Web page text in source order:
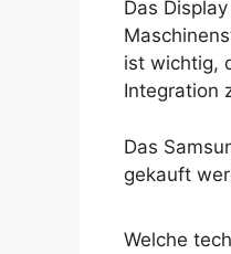
Das
ist wichtig,
Integration
Das
gekauft
Welche